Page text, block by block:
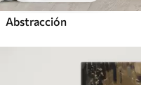
Abstracción